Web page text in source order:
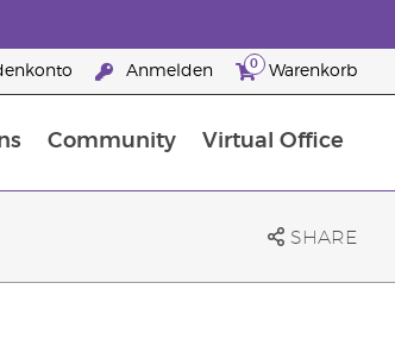
Anmelden 0 Warenkorb
Community Virtual Office
SHARE